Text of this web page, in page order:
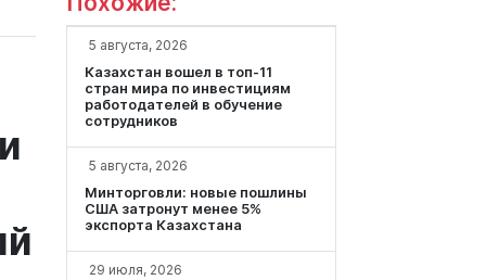
5 августа, 2026
Казахстан вошел в топ-11
стран мира по инвестициям
работодателей в обучение
сотрудников
5 августа, 2026
Минторговли: новые пошлины
США затронут менее 5%
экспорта Казахстана
29 июля, 2026